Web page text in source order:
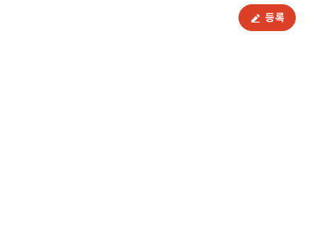
등록